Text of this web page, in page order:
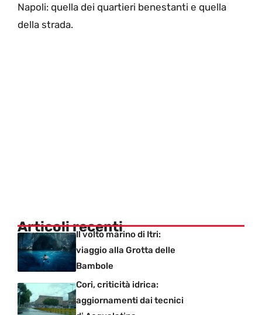
Napoli: quella dei quartieri benestanti e quella
della strada.
Articoli recenti
Il volto marino di Itri:
viaggio alla Grotta delle
Bambole
Cori, criticità idrica:
aggiornamenti dai tecnici